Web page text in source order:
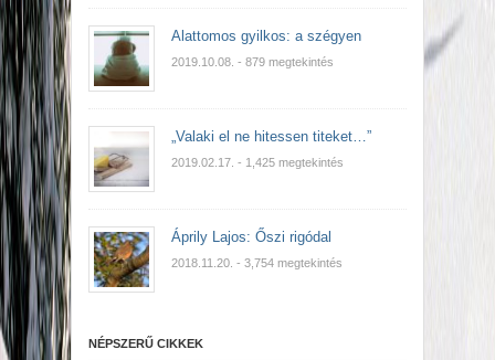
Alattomos gyilkos: a szégyen
2019.10.08. - 879 megtekintés
„Valaki el ne hitessen titeket…”
2019.02.17. - 1,425 megtekintés
Áprily Lajos: Őszi rigódal
2018.11.20. - 3,754 megtekintés
NÉPSZERŰ CIKKEK